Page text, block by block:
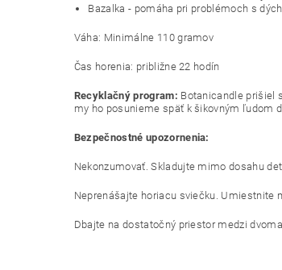
Bazalka - pomáha pri problémoch s
Váha: Minimálne 110 gramov
Čas horenia: približne 22 hodín
Recyklačný program: Botanicandle prišiel
my ho posunieme späť k šikovným ľudom
Bezpečnostné upozornenia:
Nekonzumovať.Skladujte mimo dosahu
Neprenášajte horiacu sviečku. Umiestnite
Dbajte na dostatočný priestor medzi